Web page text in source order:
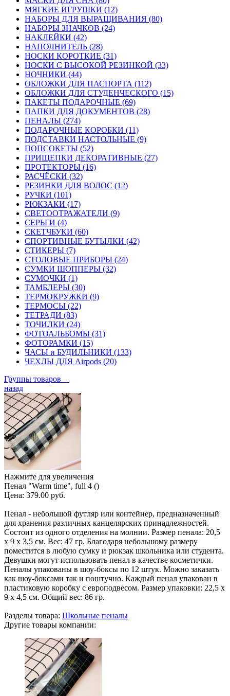
МЯГКИЕ ИГРУШКИ (12)
НАБОРЫ ДЛЯ ВЫРАЩИВАНИЯ (80)
НАБОРЫ ЗНАЧКОВ (24)
НАКЛЕЙКИ (42)
НАПОЛНИТЕЛЬ (28)
НОСКИ КОРОТКИЕ (31)
НОСКИ С ВЫСОКОЙ РЕЗИНКОЙ (33)
НОЧНИКИ (44)
ОБЛОЖКИ ДЛЯ ПАСПОРТА (112)
ОБЛОЖКИ ДЛЯ СТУДЕНЧЕСКОГО (15)
ПАКЕТЫ ПОДАРОЧНЫЕ (69)
ПАПКИ ДЛЯ ДОКУМЕНТОВ (28)
ПЕНАЛЫ (274)
ПОДАРОЧНЫЕ КОРОБКИ (11)
ПОДСТАВКИ НАСТОЛЬНЫЕ (9)
ПОПСОКЕТЫ (52)
ПРИЩЕПКИ ДЕКОРАТИВНЫЕ (27)
ПРОТЕКТОРЫ (16)
РАСЧЁСКИ (32)
РЕЗИНКИ ДЛЯ ВОЛОС (12)
РУЧКИ (101)
РЮКЗАКИ (17)
СВЕТООТРАЖАТЕЛИ (9)
СЕРЬГИ (4)
СКЕТЧБУКИ (60)
СПОРТИВНЫЕ БУТЫЛКИ (42)
СТИКЕРЫ (7)
СТОЛОВЫЕ ПРИБОРЫ (24)
СУМКИ ШОППЕРЫ (32)
СУМОЧКИ (1)
ТАМБЛЕРЫ (30)
ТЕРМОКРУЖКИ (9)
ТЕРМОСЫ (22)
ТЕТРАДИ (83)
ТОЧИЛКИ (24)
ФОТОАЛЬБОМЫ (31)
ФОТОРАМКИ (15)
ЧАСЫ и БУДИЛЬНИКИ (133)
ЧЕХЛЫ ДЛЯ Airpods (20)
Группы товаров
назад
Нажмите для увеличения
Пенал "Warm time", full 4 ()
Цена: 379.00 руб.
Пенал - небольшой футляр или контейнер, предназначенный
для хранения различных канцелярских принадлежностей.
Состоит из одного отделения на молнии. Размер пенала: 20,5
х 9 х 3,5 см. Вес: 47 гр. Благодаря небольшому размеру
поместится в любую сумку и рюкзак школьника или студента.
Девушки могут использовать пенал в качестве косметички.
Пеналы упакованы в шоу-боксы по 12 штук. Можно заказать
как шоу-боксами так и поштучно. Каждый пенал упакован в
пластиковую коробку с европодвесом. Размер упаковки: 22,5 х
9 х 4,5 см. Общий вес: 86 гр.
Разделы товара: Школьные пеналы
Другие товары компании: